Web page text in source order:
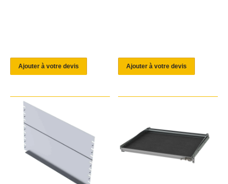
Ajouter à votre devis Ajouter à votre devis